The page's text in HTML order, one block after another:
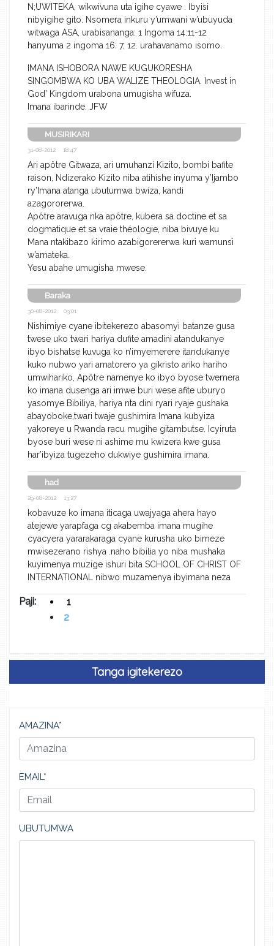
N;UWITEKA, wikwivuna uta igihe cyawe . Ibyisi
nibyigihe gito. Nsomera inkuru y’umwani w’ubuyuda
witwaga ASA, urabisananga: 1 Ingoma 14:11-12
hanyuma 2 ingoma 16: 7, 12. urahavanamo isomo.
IMANA ISHOBORA NAWE KUGUKORESHA
SINGOMBWA KO UBA WALIZE THEOLOGIA. Invest in
God’ Kingdom urabona umugisha wifuza.
Imana ibarinde. JFW
MUSIRIKARI
31-08-2012 18:47
Ari apôtre Gitwaza, ari umuhanzi Kizito, bombi bafite
raison, Ndizerako Kizito niba atihishe inyuma y’Ijambo
ry’Imana atanga ubutumwa bwiza, kandi
azagororerwa.
Apôtre aravuga nka apôtre, kubera sa doctine et sa
dogmatique et sa vraie théologie, niba bivuye ku
Mana ntakibazo kirimo azabigorererwa kuri wamunsi
w’amateka.
Yesu abahe umugisha mwese.
Baraka
30-08-2012 03:01
Nishimiye cyane ibitekerezo abasomyi batanze gusa
twese uko twari hariya dufite amadini atandukanye
ibyo bishatse kuvuga ko n’imyemerere itandukanye
kuko nubwo yari amatorero ya gikristo ariko hariho
umwihariko, Apôtre namenye ko ibyo byose twemera
ko imana dusenga ari imwe buri wese afite uburyo
yasomye Bibiliya, hariya nta dini ryari ryaje gushaka
abayoboke,twari twaje gushimira Imana kubyiza
yakoreye u Rwanda racu mugihe gitambutse. Icyiruta
byose buri wese ni ashime mu kwizera kwe gusa
har’ibyiza tugezeho dukwiye gushimira imana.
had
29-08-2012 13:27
kobavuze ko imana iticaga uwajyaga ahera hayo
atejewe yarapfaga cg akabemba imana mugihe
cyacyera yararakaraga cyane kurusha uko bimeze
mwisezerano rishya .naho bibilia yo niba mushaka
kuyimenya muzige ishuri bita SCHOOL OF CHRIST OF
INTERNATIONAL nibwo muzamenya ibyimana neza
Paji:
1
2
Tanga igitekerezo
AMAZINA*
EMAIL*
UBUTUMWA